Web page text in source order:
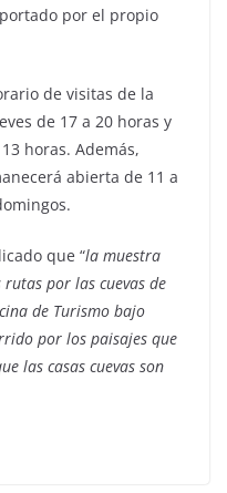
por el propio
de visitas de la
de 17 a 20 horas y
horas. Además,
abierta de 11 a
que “la muestra
por las cuevas de
de Turismo bajo
por los paisajes que
las casas cuevas son